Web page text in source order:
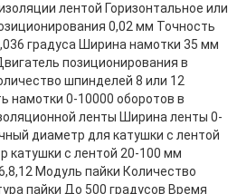
лентой Горизонтальное или
0,02 мм Точность
градуса Ширина намотки 35 мм
позиционирования в
шпинделей 8 или 12
намотки 0-10000 оборотов в
ленты Ширина ленты 0-
диаметр для катушки с лентой
катушки с лентой 20-100 мм
Модуль пайки Количество
пайки До 500 градусов Время